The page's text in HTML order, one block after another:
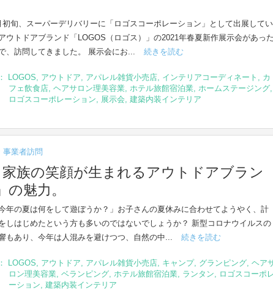
初旬、スーパーデリバリーに「ロゴスコーポレーション」として出展してい
ウトドアブランド「LOGOS（ロゴス）」の2021年春夏新作展示会があった
、訪問してきました。 展示会にお...
続きを読む
LOGOS, アウトドア, アパレル雑貨小売店, インテリアコーディネート , カ
フェ飲食店, ヘアサロン理美容業, ホテル旅館宿泊業, ホームステージング,
ロゴスコーポレーション, 展示会, 建築内装インテリア
事業者訪問
族の笑顔が生まれるアウトドアブラン
魅力。
今年の夏は何をして遊ぼうか？」お子さんの夏休みに合わせてようやく、計
しはじめたという方も多いのではないでしょうか？ 新型コロナウイルスの
もあり、今年は人混みを避けつつ、自然の中...
続きを読む
LOGOS, アウトドア, アパレル雑貨小売店, キャンプ, グランピング, ヘア
ロン理美容業, ベランピング, ホテル旅館宿泊業, ランタン, ロゴスコーポ
ーション, 建築内装インテリア